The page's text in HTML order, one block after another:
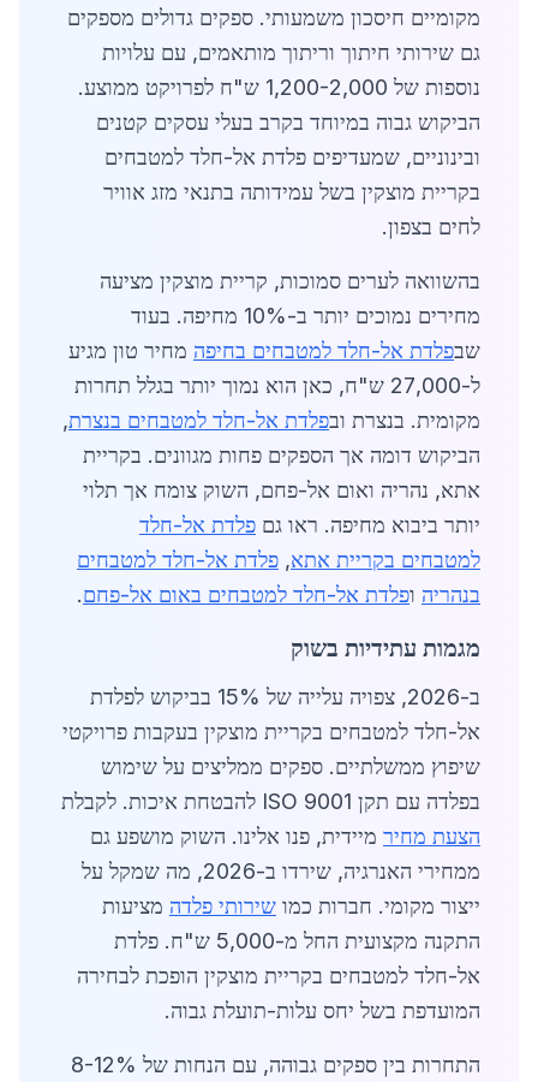
מקומיים חיסכון משמעותי. ספקים גדולים מספקים
גם שירותי חיתוך וריתוך מותאמים, עם עלויות
נוספות של 1,200-2,000 ש"ח לפרויקט ממוצע.
הביקוש גבוה במיוחד בקרב בעלי עסקים קטנים
ובינוניים, שמעדיפים פלדת אל-חלד למטבחים
בקריית מוצקין בשל עמידותה בתנאי מזג אוויר
לחים בצפון.
בהשוואה לערים סמוכות, קריית מוצקין מציעה
מחירים נמוכים יותר ב-10% מחיפה. בעוד
שבפלדת אל-חלד למטבחים בחיפה מחיר טון מגיע
ל-27,000 ש"ח, כאן הוא נמוך יותר בגלל תחרות
מקומית. בנצרת ובפלדת אל-חלד למטבחים בנצרת,
הביקוש דומה אך הספקים פחות מגוונים. בקריית
אתא, נהריה ואום אל-פחם, השוק צומח אך תלוי
יותר ביבוא מחיפה. ראו גם פלדת אל-חלד
למטבחים בקריית אתא, פלדת אל-חלד למטבחים
בנהריה ופלדת אל-חלד למטבחים באום אל-פחם.
מגמות עתידיות בשוק
ב-2026, צפויה עלייה של 15% בביקוש לפלדת
אל-חלד למטבחים בקריית מוצקין בעקבות פרויקטי
שיפוץ ממשלתיים. ספקים ממליצים על שימוש
בפלדה עם תקן ISO 9001 להבטחת איכות. לקבלת
הצעת מחיר מיידית, פנו אלינו. השוק מושפע גם
ממחירי האנרגיה, שירדו ב-2026, מה שמקל על
ייצור מקומי. חברות כמו שירותי פלדה מציעות
התקנה מקצועית החל מ-5,000 ש"ח. פלדת
אל-חלד למטבחים בקריית מוצקין הופכת לבחירה
המועדפת בשל יחס עלות-תועלת גבוה.
התחרות בין ספקים גבוהה, עם הנחות של 8-12%